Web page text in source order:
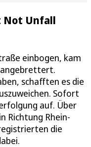
Not Unfall
einbogen, kam
schafften es die
Sofort
auf. Über
Richtung Rhein-
die